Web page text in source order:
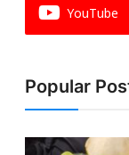
YouTube
Popular